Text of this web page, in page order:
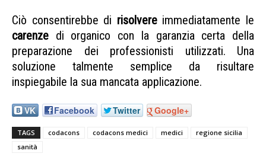
Ciò consentirebbe di risolvereimmediatamente le
carenze di organico con la garanzia certa della
preparazione dei professionisti utilizzati. Una
soluzione talmente semplice da risultare
inspiegabile la sua mancata applicazione.
VK Facebook Twitter Google+
TAGS codacons codacons medici medici
regione sicilia
sanità